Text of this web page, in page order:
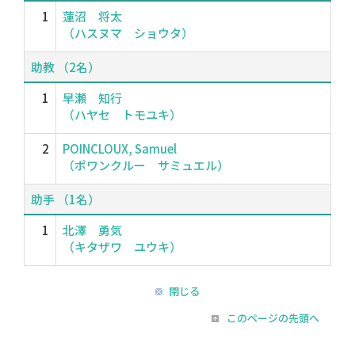
1
蓮沼 将太
（ハスヌマ ショウタ）
助教 （2名）
1
早瀬 知行
（ハヤセ トモユキ）
2
POINCLOUX, Samuel
（ポワンクルー サミュエル）
助手 （1名）
1
北澤 勇気
（キタザワ ユウキ）
閉じる
このページの先頭へ